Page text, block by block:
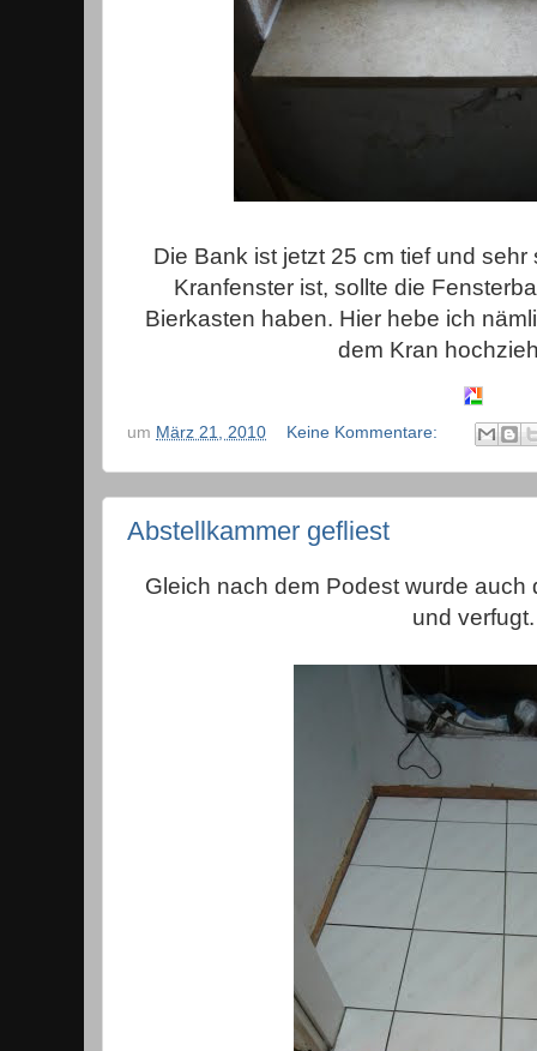
Die Bank ist jetzt 25 cm tief und
Kranfenster ist, sollte die
Bierkasten haben. Hier hebe ich
dem Kran
um März 21, 2010 Keine Kommentare:
Abstellkammer gefliest
Gleich nach dem Podest wurde auch
und verfugt.